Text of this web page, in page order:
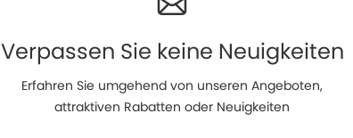
Verpassen Sie keine Neuigkeiten
Erfahren Sie umgehend von unseren Angeboten,
attraktiven Rabatten oder Neuigkeiten